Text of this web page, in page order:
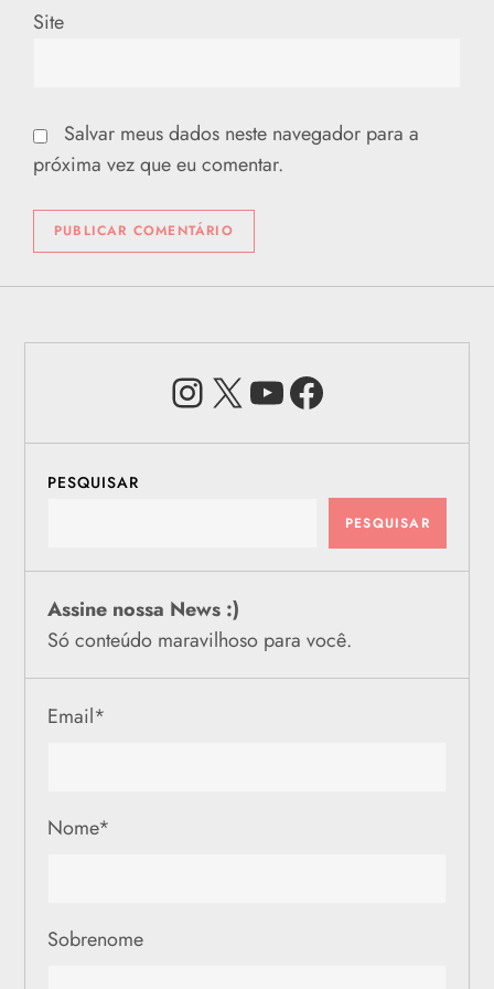
Site
Salvar meus dados neste navegador para a
próxima vez que eu comentar.
Instagram
X Youtube
PESQUISAR
PESQUISAR
Assine nossa News :)
Só conteúdo maravilhoso para você.
Email*
Nome*
Sobrenome